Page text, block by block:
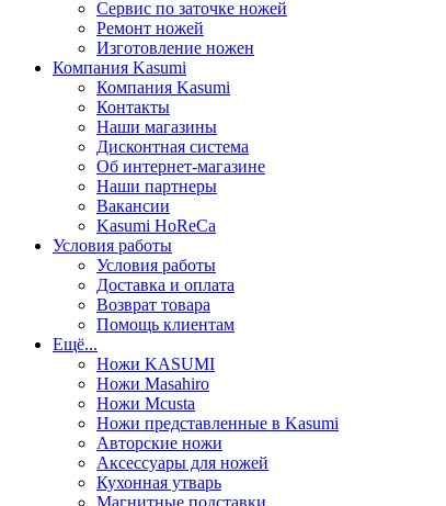
Сервис по заточке ножей
Ремонт ножей
Изготовление ножен
Компания Kasumi
Компания Kasumi
Контакты
Наши магазины
Дисконтная система
Об интернет-магазине
Наши партнеры
Вакансии
Kasumi HoReCa
Условия работы
Условия работы
Доставка и оплата
Возврат товара
Помощь клиентам
Ещё...
Ножи KASUMI
Ножи Masahiro
Ножи Mcusta
Ножи представленные в Kasumi
Авторские ножи
Аксессуары для ножей
Кухонная утварь
Магнитные подставки